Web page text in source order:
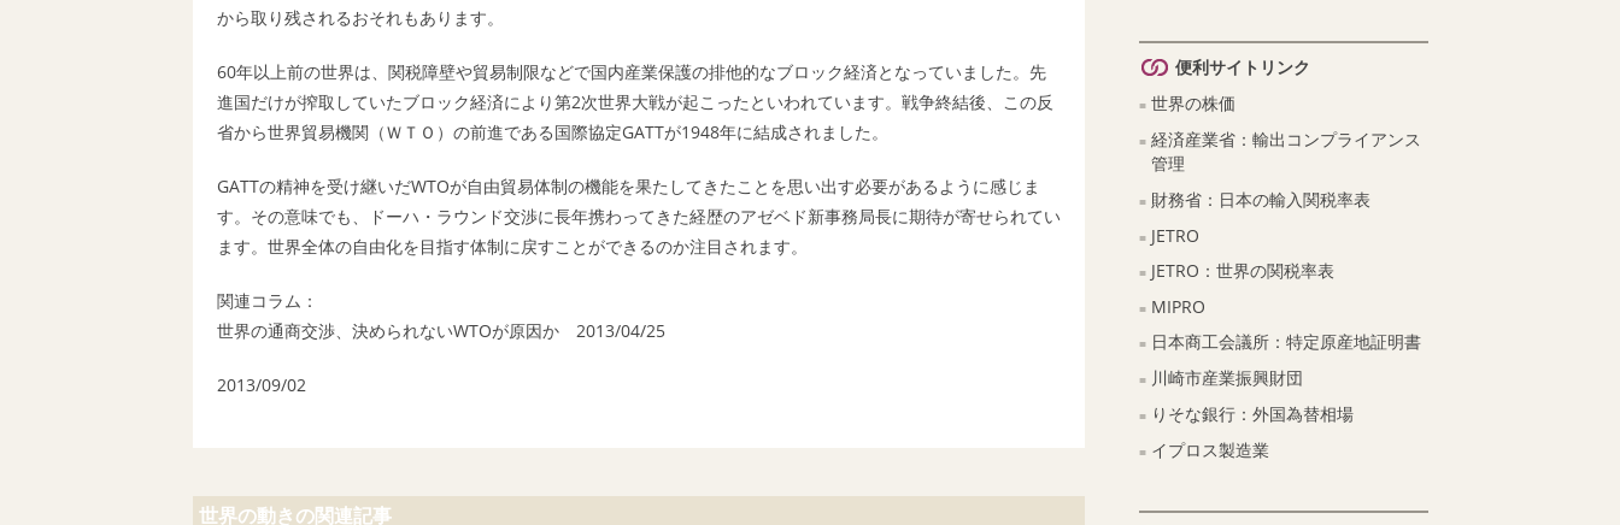
から取り残されるおそれもあります。
60年以上前の世界は、関税障壁や貿易制限などで国内産業保護の排他的なブロック経済となっていました。先
進国だけが搾取していたブロック経済により第2次世界大戦が起こったといわれています。戦争終結後、この反
省から世界貿易機関（ＷＴＯ） の前進である国際協定GATTが1948年に結成されました。
GATTの精神を受け継いだWTOが自由貿易体制の機能を果たしてきたことを思い出す必要があるように感じま
す。その意味でも、ドーハ・ラウンド交渉に長年携わってきた経歴のアゼベド新事務局長に期待が寄せられてい
ます。世界全体の自由化を目指す体制に戻すことができるのか注目されます。
関連コラム：
世界の通商交渉、決められないWTOが原因か 2013/04/25
2013/09/02
世界の動きの関連記事
便利サイトリンク
世界の株価
経済産業省：輸出コンプライアンス
管理
財務省：日本の輸入関税率表
JETRO
JETRO：世界の関税率表
MIPRO
日本商工会議所：特定原産地証明書
川崎市産業振興財団
りそな銀行：外国為替相場
イプロス製造業